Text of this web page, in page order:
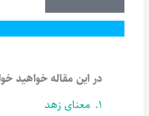
در این مقاله خواهید
1. معنای زهد